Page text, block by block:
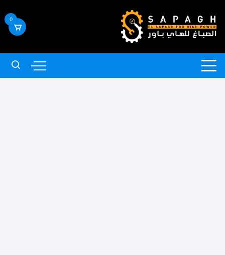
إلى
المحتوى
0